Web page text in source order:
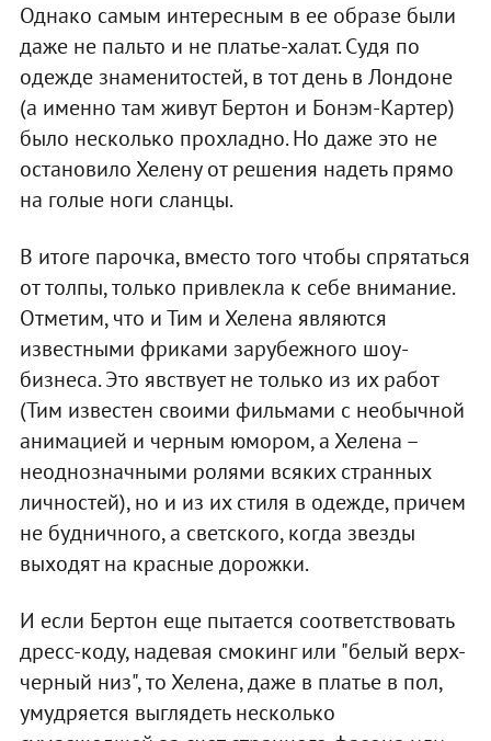
Однако самым интересным в ее образе были
даже не пальто и не платье-халат. Судя по
одежде знаменитостей, в тот день в Лондоне
(а именно там живут Бертон и Бонэм-Картер)
было несколько прохладно. Но даже это не
остановило Хелену от решения надеть прямо
на голые ноги сланцы.
В итоге парочка, вместо того чтобы спрятаться
от толпы, только привлекла к себе внимание.
Отметим, что и Тим и Хелена являются
известными фриками зарубежного шоу-
бизнеса. Это явствует не только из их работ
(Тим известен своими фильмами с необычной
анимацией и черным юмором, а Хелена –
неоднозначными ролями всяких странных
личностей), но и из их стиля в одежде, причем
не будничного, а светского, когда звезды
выходят на красные дорожки.
И если Бертон еще пытается соответствовать
дресс-коду, надевая смокинг или "белый верх-
черный низ", то Хелена, даже в платье в пол,
умудряется выглядеть несколько